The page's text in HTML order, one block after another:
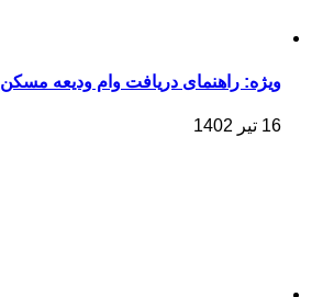
ویژه: راهنمای دریافت وام ودیعه مسکن ۱۴۰۲
16 تیر 1402